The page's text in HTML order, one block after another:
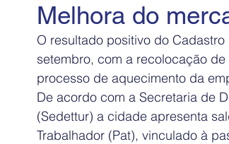
Melhora do
O resultado positivo do
setembro, com a recolocação
processo de aquecimento da
De acordo com a Secretaria de
(Sedettur) a cidade apresenta
Trabalhador (Pat), vinculado à